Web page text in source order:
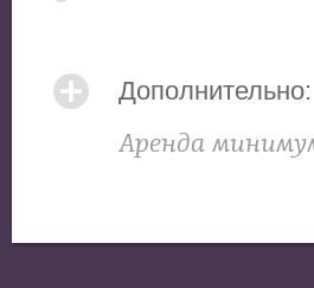
Дополнительно:
Аренда